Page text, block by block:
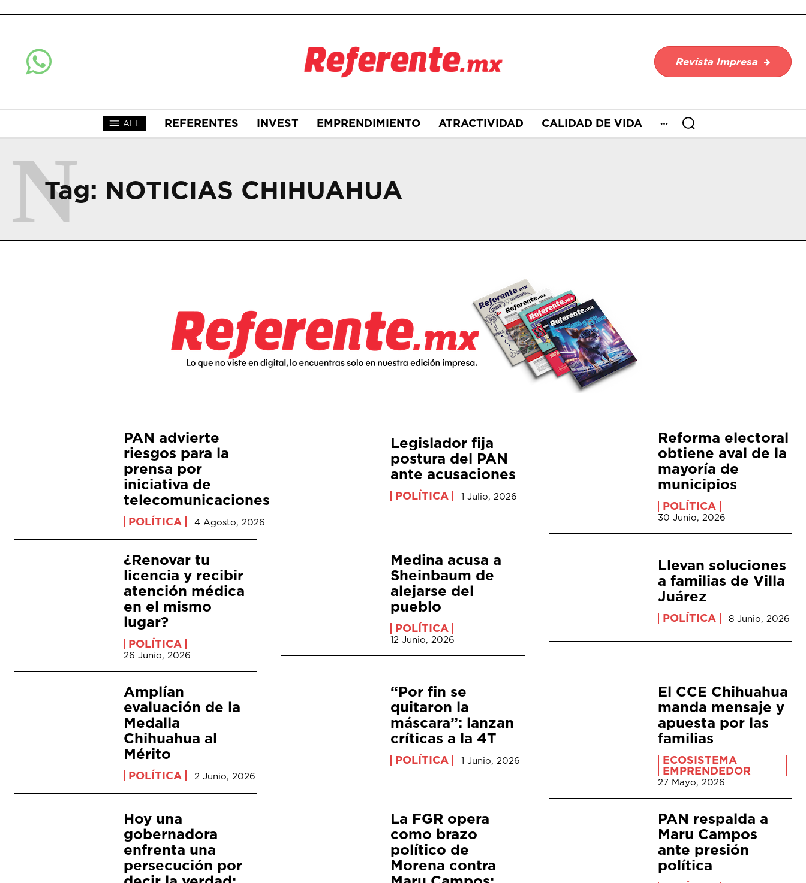
Revista Impresa
ALL REFERENTES INVEST EMPRENDIMIENTO ATRACTIVIDAD CALIDAD DE VIDA
Tag: NOTICIAS CHIHUAHUA
N
PAN advierte
riesgos para la
prensa por
iniciativa de
telecomunicaciones
POLÍTICA 4 Agosto, 2026
Legislador fija
postura del PAN
ante acusaciones
POLÍTICA 1 Julio, 2026
Reforma electoral
obtiene aval de la
mayoría de
municipios
POLÍTICA
30 Junio, 2026
¿Renovar tu
licencia y recibir
atención médica
en el mismo
lugar?
POLÍTICA
26 Junio, 2026
Medina acusa a
Sheinbaum de
alejarse del
pueblo
POLÍTICA
12 Junio, 2026
Llevan soluciones
a familias de Villa
Juárez
POLÍTICA 8 Junio, 2026
Amplían
evaluación de la
Medalla
Chihuahua al
Mérito
POLÍTICA 2 Junio, 2026
“Por fin se
quitaron la
máscara”: lanzan
críticas a la 4T
POLÍTICA 1 Junio, 2026
El CCE Chihuahua
manda mensaje y
apuesta por las
familias
ECOSISTEMA
EMPRENDEDOR
27 Mayo, 2026
Hoy una
gobernadora
enfrenta una
persecución por
La FGR opera
como brazo
político de
Morena contra
PAN respalda a
Maru Campos
ante presión
política